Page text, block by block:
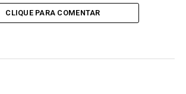
CLIQUE PARA COMENTAR